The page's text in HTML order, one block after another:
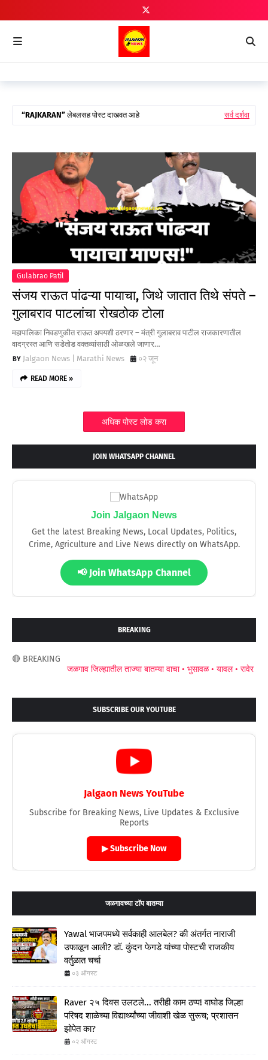
RAJKARAN लेबलसह पोस्ट दाखवत आहे सर्व दर्शवा
Gulabrao Patil
संजय राऊत पांढऱ्या पायाचा, जिथे जातात तिथे संपते –
गुलाबराव पाटलांचा रोखठोक टोला
महापालिका निवडणुकीत राऊत अपयशी ठरणार – मंत्री गुलाबराव पाटील राजकारणातील
वादग्रस्त आणि सडेतोड वक्तव्यांसाठी ओळखले जाणार…
Jalgaon News | Marathi News
०२ जून
READ MORE »
अधिक पोस्ट लोड करा
JOIN WHATSAPP CHANNEL
Join Jalgaon News
Get the latest Breaking News, Local Updates, Politics,
Crime, Agriculture and Live News directly on WhatsApp.
📢 Join WhatsApp Channel
BREAKING
🔴 BREAKING
जळगाव जिल्ह्यातील ताज्या बातम्या वाचा •भुसावळ •यावल •रावेर •
SUBSCRIBE OUR YOUTUBE
Jalgaon News YouTube
Subscribe for Breaking News, Live Updates & Exclusive
Reports
▶ Subscribe Now
जळगावच्या टॉप बातम्या
Yawal भाजपमध्ये सर्वकाही आलबेल? की अंतर्गत नाराजी
उफाळून आली? डॉ. कुंदन फेगडे यांच्या पोस्टची राजकीय
वर्तुळात चर्चा
०३ ऑगस्ट
Raver २५ दिवस उलटले... तरीही काम ठप्प! वाघोड जिल्हा
परिषद शाळेच्या विद्यार्थ्यांच्या जीवाशी खेळ सुरूच; प्रशासन
झोपेत का?
०२ ऑगस्ट